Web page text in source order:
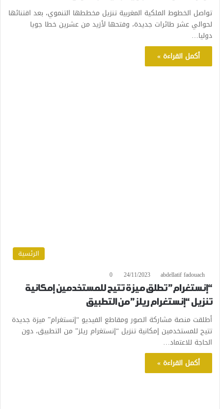
تواصل الخطوط الملكية المغربية تنزيل مخططها التنموي، بعد اقتنائها
لحوالي عشر طائرات جديدة، وفتحها لأزيد من عشرين خطا جويا
دوليا…
أكمل القراءة »
الرئسية
abdellatif fadouach
24/11/2023
0
“إنستغرام” تطلق ميزة تتيح للمستخدمين إمكانية
تنزيل “إنستغرام ريلز” من التطبيق
أطلقت منصة مشاركة الصور ومقاطع الفيديو “إنستغرام” ميزة جديدة
تتيح للمستخدمين إمكانية تنزيل “إنستغرام ريلز” من التطبيق، دون
الحاجة للاعتماد…
أكمل القراءة »